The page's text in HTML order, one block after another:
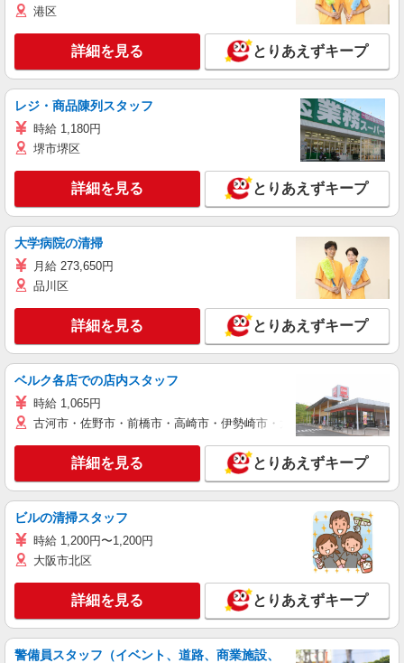
港区
詳細を見る とりあえずキープ
レジ・商品陳列スタッフ
時給 1,180円
堺市堺区
詳細を見る とりあえずキープ
大学病院の清掃
月給 273,650円
品川区
詳細を見る とりあえずキープ
ベルク各店での店内スタッフ
時給 1,065円
古河市・佐野市・前橋市・高崎市・伊勢崎市・太田市・館林市・藤
詳細を見る とりあえずキープ
ビルの清掃スタッフ
時給 1,200円〜1,200円
大阪市北区
詳細を見る とりあえずキープ
警備員スタッフ（イベント、道路、商業施設、